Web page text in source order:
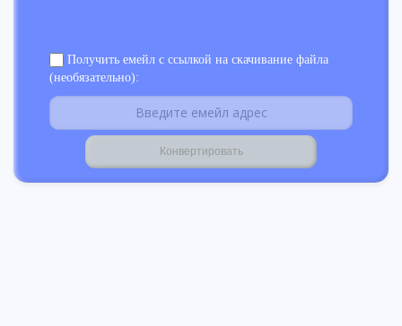
Получить емейл с ссылкой на скачивание файла
(необязательно):